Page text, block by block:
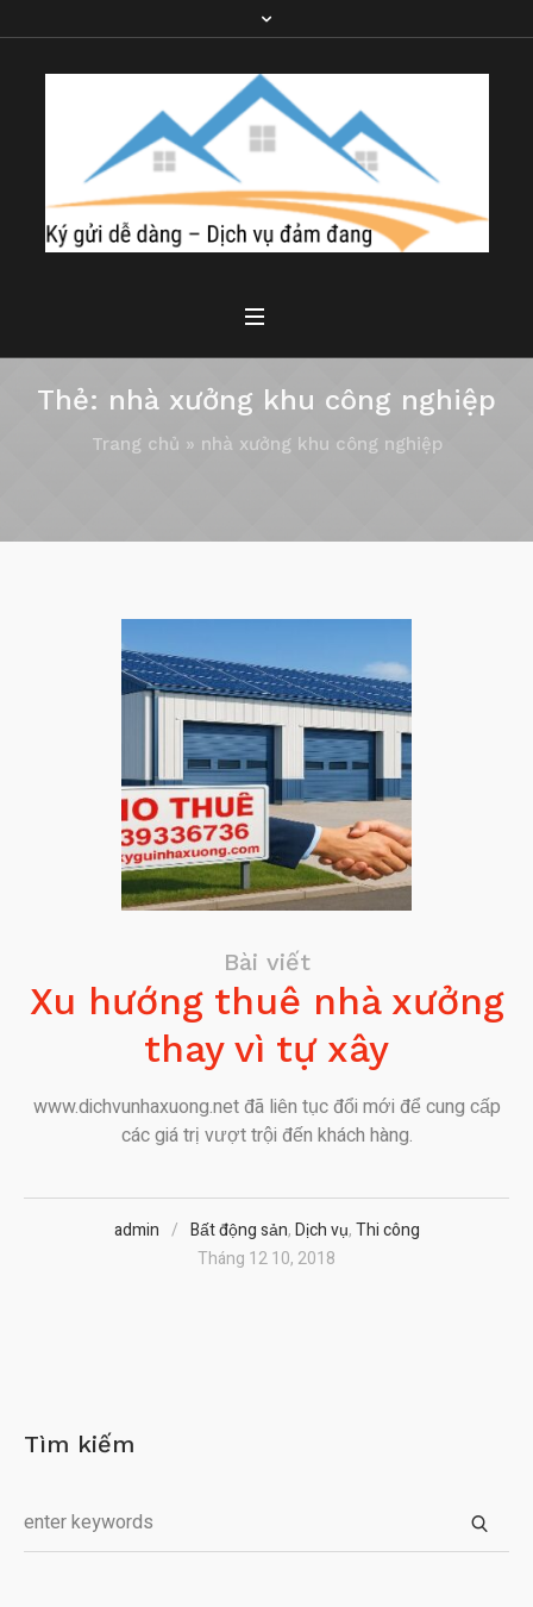
Thẻ: nhà xưởng khu công nghiệp
Trang chủ » nhà xưởng khu công nghiệp
Bài viết
Xu hướng thuê nhà xưởng
thay vì tự xây
www.dichvunhaxuong.net đã liên tục đổi mới để cung cấp
các giá trị vượt trội đến khách hàng.
admin Bất động sản,Dịch vụ,Thi công
Tháng 12 10, 2018
Tìm kiếm